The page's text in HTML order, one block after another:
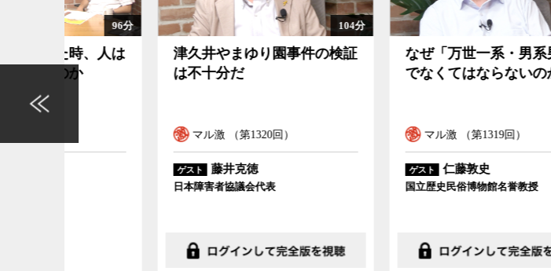
104分
津久井やまゆり園事件の検証
マル激 （第1320回）
日本障害者協議会代表
91分
なぜ「万世一系・男系男子」
でなくてはならないのか
マル激 （第1319回）
国立歴史民俗博物館名誉教授